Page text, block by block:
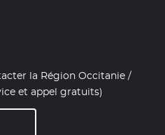
la Région Occitanie /
et appel gratuits)